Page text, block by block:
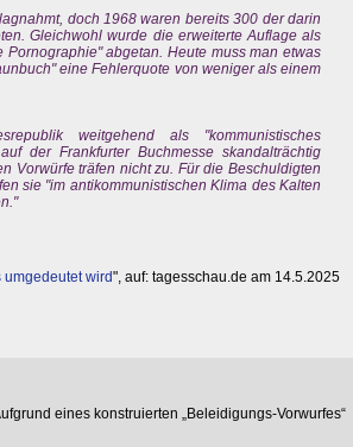
doch 1968 waren bereits 300 der darin
Gleichwohl wurde die erweiterte Auflage als
abgetan. Heute muss man etwas
eine Fehlerquote von weniger als einem
weitgehend als "kommunistisches
der Frankfurter Buchmesse skandalträchtig
Vorwürfe träfen nicht zu. Für die Beschuldigten
sie "im antikommunistischen Klima des Kalten
wird", auf: tagesschau.de am 14.5.2025
eines konstruierten „Beleidigungs-Vorwurfes“